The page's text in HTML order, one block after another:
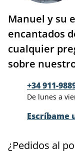
Manuel y su
encantados
cualquier
sobre
+34 911-
De lunes a
Escríbame
¿Pedidos al